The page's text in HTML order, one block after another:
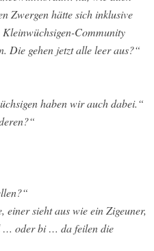
Zwergen hätte sich inklusive
Kleinwüchsigen-Community
Die gehen jetzt alle leer aus?“
haben wir auch dabei.“
sieht aus wie ein Zigeuner,
… oder bi … da feilen die